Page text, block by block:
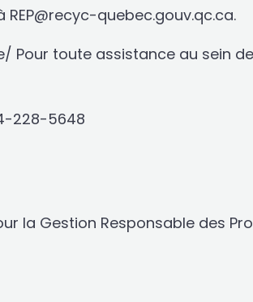
REP@recyc-quebec.gouv.qc.ca.
toute assistance au sein de
228-5648
la Gestion Responsable des